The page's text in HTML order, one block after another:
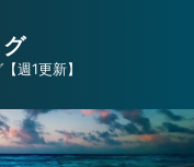
週1更新】